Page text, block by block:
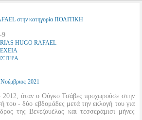
στην κατηγορία ΠΟΛΙΤΙΚΗ
9
HUGO RAFAEL
Νοέμβριος 2021
όταν ο Ούγκο Τσάβες προχωρούσε στην
του - δύο εβδομάδες μετά την εκλογή του για
της Βενεζουέλας και τεσσεράμισι μήνες